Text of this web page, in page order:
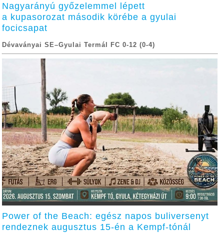
Nagyarányú győzelemmel lépett
a kupasorozat második körébe a gyulai
focicsapat
Dévaványai SE–Gyulai Termál FC 0-12 (0-4)
Power of the Beach: egész napos buliversenyt
rendeznek augusztus 15-én a Kempf-tónál